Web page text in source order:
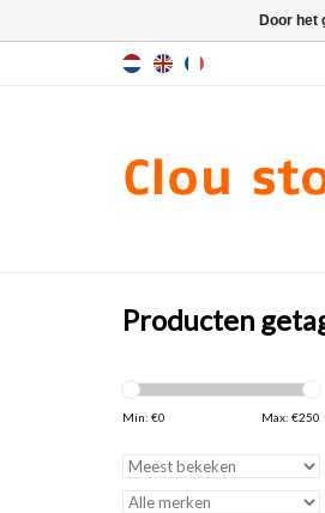
Producten
Min: €0 Max: €250
Door het